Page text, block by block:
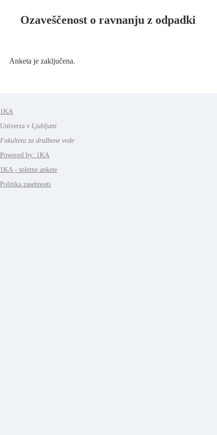
Ozaveščenost o ravnanju z odpadki
Anketa je zaključena.
1KA
Univerza v Ljubljani
Fakulteta za družbene vede
Powered by: 1KA
1KA - spletne ankete
Politika zasebnosti